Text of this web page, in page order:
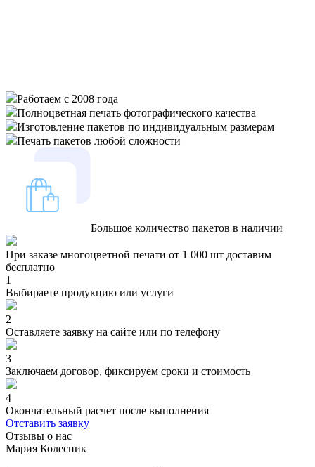
Работаем с 2008 года
Полноцветная печать фотографического качества
Изготовление пакетов по индивидуальным размерам
Печать пакетов любой сложности
Большое количество пакетов в наличии
При заказе многоцветной печати от 1 000 шт доставим
бесплатно
1
Выбираете продукцию или услуги
2
Оставляете заявку на сайте или по телефону
3
Заключаем договор, фиксируем сроки и стоимость
4
Окончательный расчет после выполнения
Отставить заявку
Отзывы о нас
Мария Колесник